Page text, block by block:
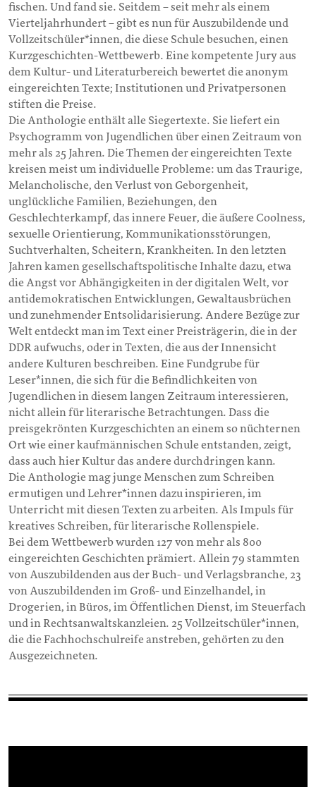
fischen. Und fand sie. Seitdem – seit mehr als einem
Vierteljahrhundert – gibt es nun für Auszubildende und
Vollzeitschüler*innen, die diese Schule besuchen, einen
Kurzgeschichten-Wettbewerb. Eine kompetente Jury aus
dem Kultur- und Literaturbereich bewertet die anonym
eingereichten Texte; Institutionen und Privatpersonen
stiften die Preise.
Die Anthologie enthält alle Siegertexte. Sie liefert ein
Psychogramm von Jugendlichen über einen Zeitraum von
mehr als 25 Jahren. Die Themen der eingereichten Texte
kreisen meist um individuelle Probleme: um das Traurige,
Melancholische, den Verlust von Geborgenheit,
unglückliche Familien, Beziehungen, den
Geschlechterkampf, das innere Feuer, die äußere Coolness,
sexuelle Orientierung, Kommunikationsstörungen,
Suchtverhalten, Scheitern, Krankheiten. In den letzten
Jahren kamen gesellschaftspolitische Inhalte dazu, etwa
die Angst vor Abhängigkeiten in der digitalen Welt, vor
antidemokratischen Entwicklungen, Gewaltausbrüchen
und zunehmender Entsolidarisierung. Andere Bezüge zur
Welt entdeckt man im Text einer Preisträgerin, die in der
DDR aufwuchs, oder in Texten, die aus der Innensicht
andere Kulturen beschreiben. Eine Fundgrube für
Leser*innen, die sich für die Befindlichkeiten von
Jugendlichen in diesem langen Zeitraum interessieren,
nicht allein für literarische Betrachtungen. Dass die
preisgekrönten Kurzgeschichten an einem so nüchternen
Ort wie einer kaufmännischen Schule entstanden, zeigt,
dass auch hier Kultur das andere durchdringen kann.
Die Anthologie mag junge Menschen zum Schreiben
ermutigen und Lehrer*innen dazu inspirieren, im
Unterricht mit diesen Texten zu arbeiten. Als Impuls für
kreatives Schreiben, für literarische Rollenspiele.
Bei dem Wettbewerb wurden 127 von mehr als 800
eingereichten Geschichten prämiert. Allein 79 stammten
von Auszubildenden aus der Buch- und Verlagsbranche, 23
von Auszubildenden im Groß- und Einzelhandel, in
Drogerien, in Büros, im Öffentlichen Dienst, im Steuerfach
und in Rechtsanwaltskanzleien. 25 Vollzeitschüler*innen,
die die Fachhochschulreife anstreben, gehörten zu den
Ausgezeichneten.